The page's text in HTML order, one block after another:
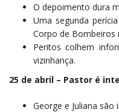
O depoimento dura
Uma segunda
Corpo de Bombeiros
Peritos colhem
vizinhança.
25 de abril – Pastor é
George e Juliana são